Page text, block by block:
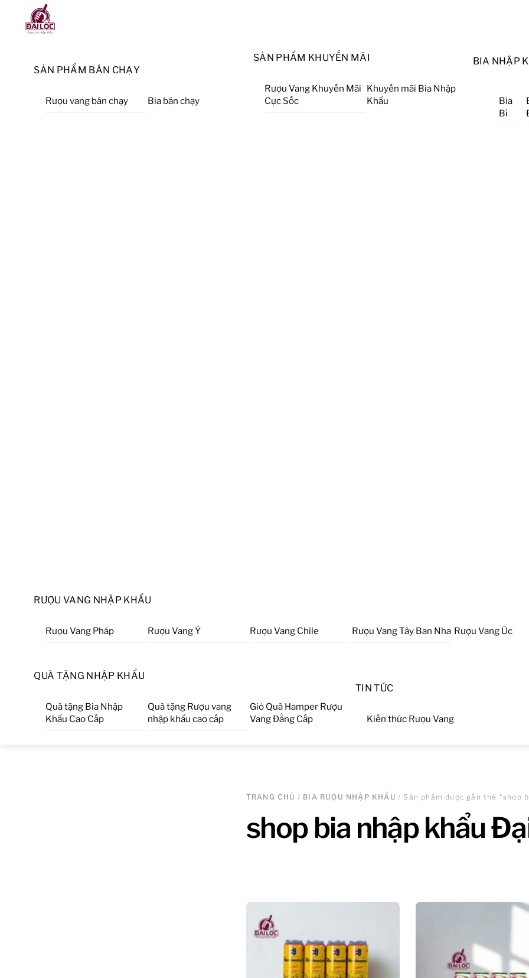
Menu
SẢN PHẨM BÁN CHẠY
Rượu vang bán chạy Bia bán chạy
SẢN PHẨM KHUYẾN MÃI
Rượu Vang Khuyến Mãi
Cực Sốc
Khuyến mãi Bia Nhập
Khẩu
BIA NHẬP
Bia
Bỉ
RƯỢU VANG NHẬP KHẨU
Rượu Vang Pháp Rượu Vang Ý Rượu Vang Chile Rượu Vang Tây Ban Nha Rượu Vang Úc
QUÀ TẶNG NHẬP KHẨU
Quà tặng Bia Nhập
Khẩu Cao Cấp
Quà tặng Rượu vang
nhập khẩu cao cấp
Giỏ Quà Hamper Rượu
Vang Đẳng Cấp
TIN TỨC
Kiến thức Rượu Vang
TRANG CHỦ / BIA RƯỢU NHẬP KHẨU / Sản phẩm được gắn thẻ “shop
shop bia nhập khẩu